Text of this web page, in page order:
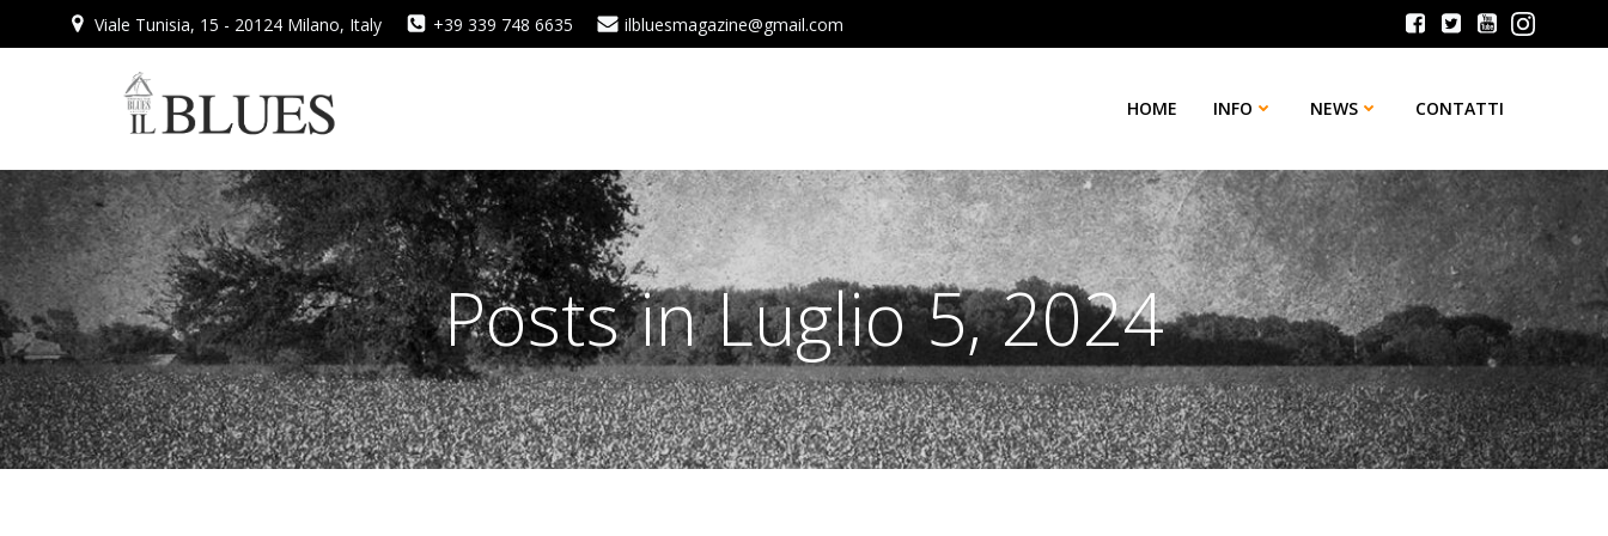
al
Viale Tunisia, 15 - 20124 Milano, Italy +39 339 748 6635 ilbluesmagazine@gmail.com
HOME INFO NEWS CONTATTI
Posts in Luglio 5, 2024